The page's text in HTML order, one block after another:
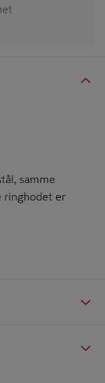
samme
ringhodet er